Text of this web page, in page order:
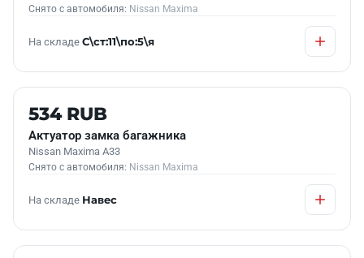
Снято с автомобиля: Nissan Maxima
На складе С\ст:11\по:5\я
Б/У В НАЛИЧИИ
534 RUB
Актуатор замка багажника
Nissan Maxima A33
Снято с автомобиля: Nissan Maxima
На складе Навес